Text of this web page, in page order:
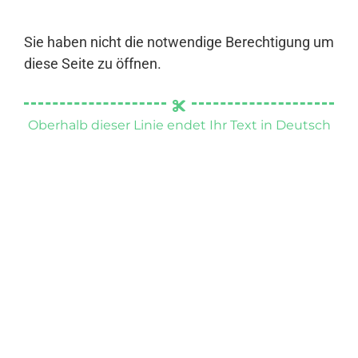
Sie haben nicht die notwendige Berechtigung um
diese Seite zu öffnen.
Oberhalb dieser Linie endet Ihr Text in Deutsch